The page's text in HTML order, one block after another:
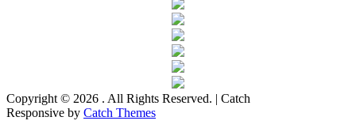
Copyright © 2026 . All Rights Reserved. | Catch
Responsive by Catch Themes